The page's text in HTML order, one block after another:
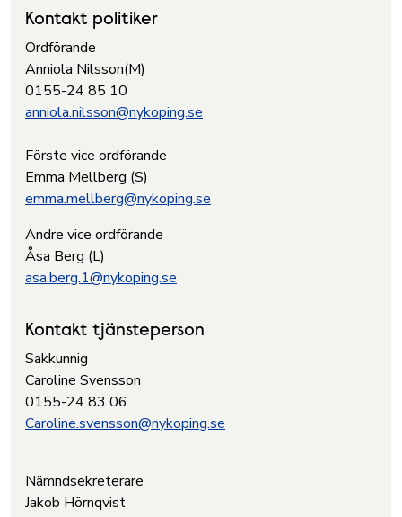
Kontakt politiker
Ordförande
Anniola Nilsson(M)
0155-24 85 10
anniola.nilsson@nykoping.se
Förste vice ordförande
Emma Mellberg (S)
emma.mellberg@nykoping.se
Andre vice ordförande
Åsa Berg (L)
asa.berg.1@nykoping.se
Kontakt tjänsteperson
Sakkunnig
Caroline Svensson
0155-24 83 06
Caroline.svensson@nykoping.se
Nämndsekreterare
Jakob Hörnqvist